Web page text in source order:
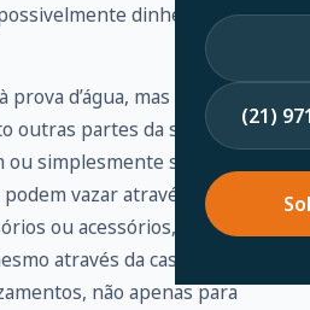
(21)
dinheiro para
d’água, mas os selantes
outras partes da sua piscina
simplesmente se
vazar através de
ou acessórios,
através da casca. É
não apenas para